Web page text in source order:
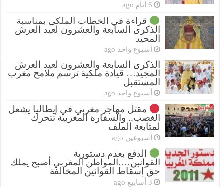
6 أيام ago
قراءة في الخطاب الملكي بمناسبة
الذكرى السابعة والعشرون لعيد العرش
المجيد
أسبوع واحد ago
الذكرى السابعة والعشرون لعيد العرش
المجيد… قيادة ملكية ترسم ملامح مغرب
المستقبل
أسبوع واحد ago
مقتل مهاجر مغربي في إيطاليا يشعل
الغضب.. والسفارة المغربية تتحرك
لمتابعة الملف
أسبوعين ago
الدفع بعدم دستورية
القوانين….المواطن المغربي أصبح يملك
حق إسقاط القوانين المخالفة
3 أسابيع ago